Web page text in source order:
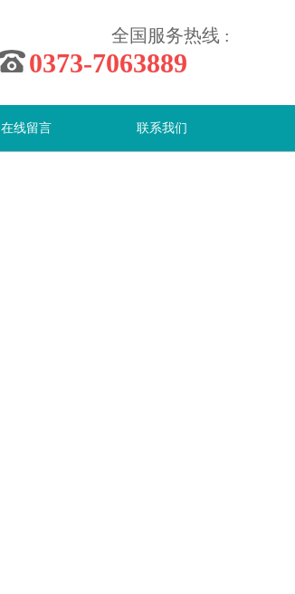
全国服务热线 :
0373-7063889
在线留言 联系我们